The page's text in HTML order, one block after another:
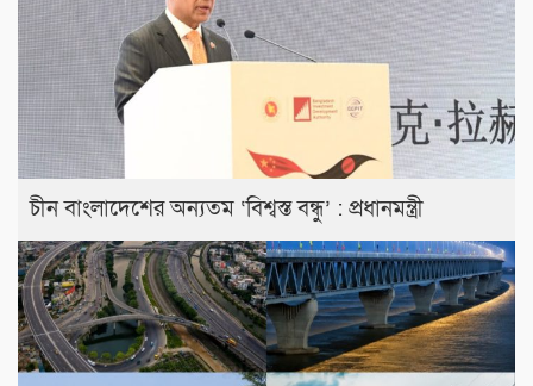
চীন বাংলাদেশের অন্যতম ‘বিশ্বস্ত বন্ধু’ : প্রধানমন্ত্রী